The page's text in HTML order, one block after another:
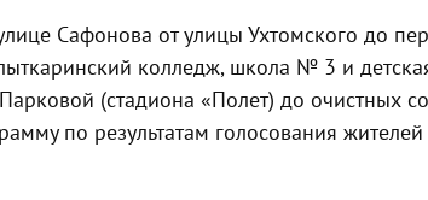
Сафонова от улицы Ухтомского до
колледж, школа № 3 и
(стадиона «Полет) до очистных
по результатам голосования жителей